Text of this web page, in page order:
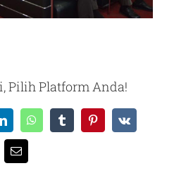
Pilih Platform Anda!
LinkedInWhatsAppTumblrPinterest
Vk
Email